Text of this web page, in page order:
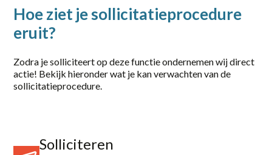
Hoe ziet je sollicitatieprocedure
eruit?
Zodra je solliciteert op deze functie ondernemen wij direct
actie! Bekijk hieronder wat je kan verwachten van de
sollicitatieprocedure.
Solliciteren